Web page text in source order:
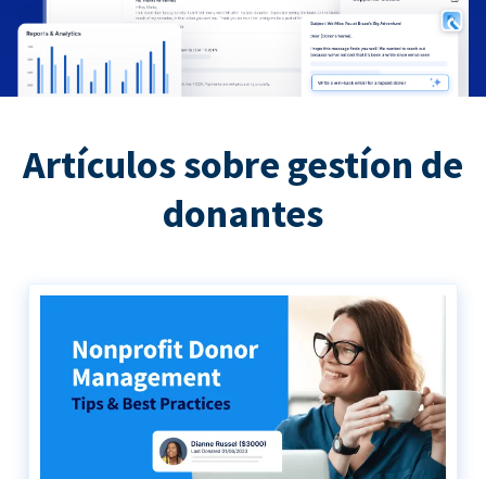
Artículos sobre gestíon de
donantes